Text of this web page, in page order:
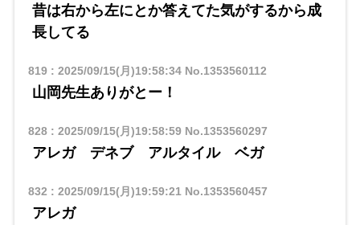
昔は右から左にとか答えてた気がするから成
長してる
819: 2025/09/15(月)19:58:34No.1353560112
山岡先生ありがとー！
828: 2025/09/15(月)19:58:59No.1353560297
アレガ デネブ アルタイル ベガ
832 : 2025/09/15(月)19:59:21 No.1353560457
アレガ